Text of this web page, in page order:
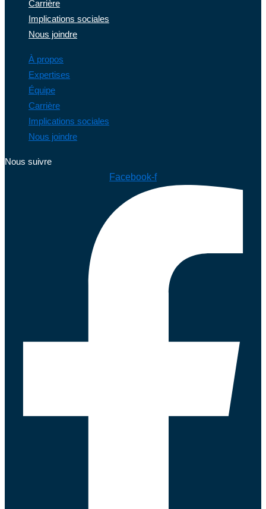
Carrière
Implications sociales
Nous joindre
À propos
Expertises
Équipe
Carrière
Implications sociales
Nous joindre
Nous suivre
Facebook-f